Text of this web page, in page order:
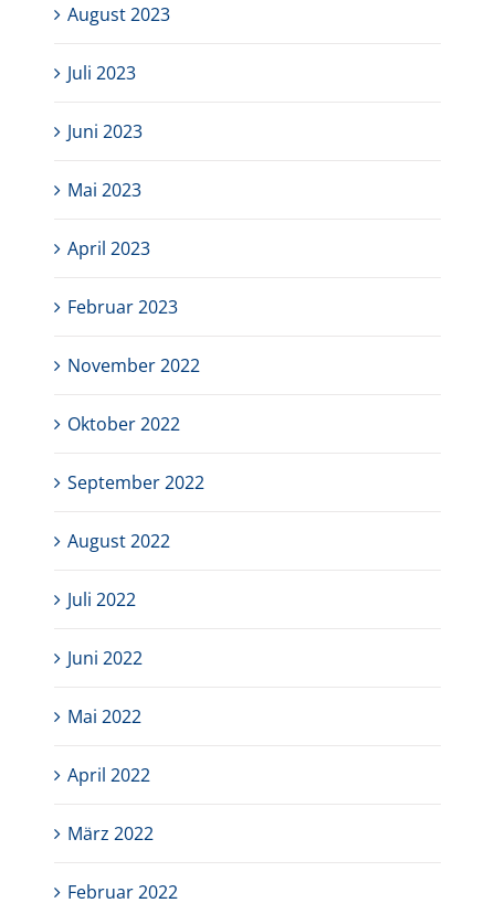
August 2023
Juli 2023
Juni 2023
Mai 2023
April 2023
Februar 2023
November 2022
Oktober 2022
September 2022
August 2022
Juli 2022
Juni 2022
Mai 2022
April 2022
März 2022
Februar 2022